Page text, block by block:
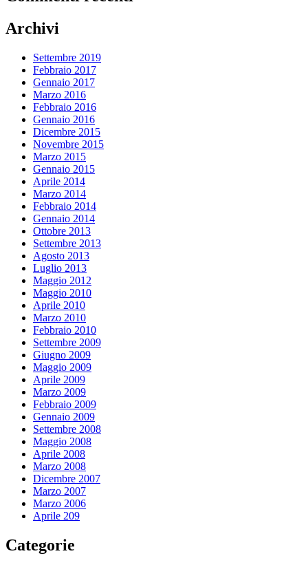
Archivi
Settembre 2019
Febbraio 2017
Gennaio 2017
Marzo 2016
Febbraio 2016
Gennaio 2016
Dicembre 2015
Novembre 2015
Marzo 2015
Gennaio 2015
Aprile 2014
Marzo 2014
Febbraio 2014
Gennaio 2014
Ottobre 2013
Settembre 2013
Agosto 2013
Luglio 2013
Maggio 2012
Maggio 2010
Aprile 2010
Marzo 2010
Febbraio 2010
Settembre 2009
Giugno 2009
Maggio 2009
Aprile 2009
Marzo 2009
Febbraio 2009
Gennaio 2009
Settembre 2008
Maggio 2008
Aprile 2008
Marzo 2008
Dicembre 2007
Marzo 2007
Marzo 2006
Aprile 209
Categorie